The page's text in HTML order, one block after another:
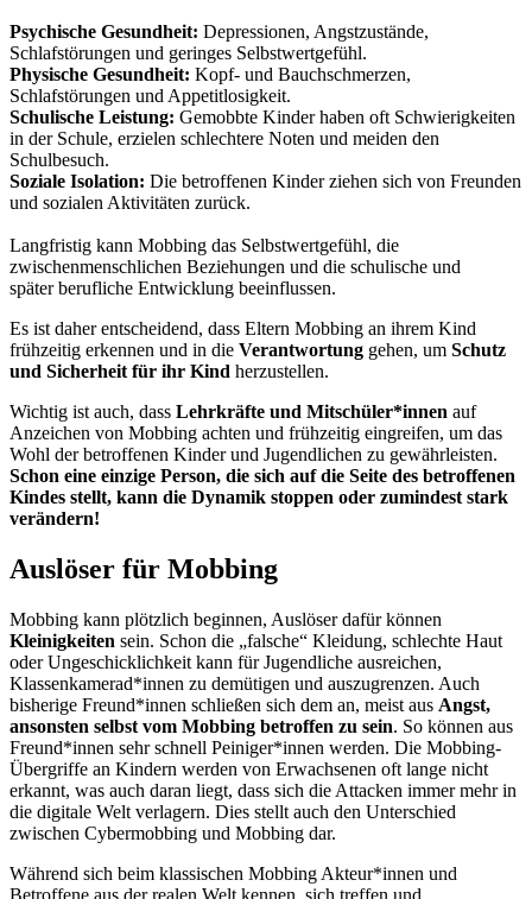
Psychische Gesundheit: Depressionen, Angstzustände,
Schlafstörungen und geringes Selbstwertgefühl.
Physische Gesundheit: Kopf- und Bauchschmerzen,
Schlafstörungen und Appetitlosigkeit.
Schulische Leistung: Gemobbte Kinder haben oft Schwierigkeiten
in der Schule, erzielen schlechtere Noten und meiden den
Schulbesuch.
Soziale Isolation: Die betroffenen Kinder ziehen sich von Freunden
und sozialen Aktivitäten zurück.
Langfristig kann Mobbing das Selbstwertgefühl, die
zwischenmenschlichen Beziehungen und die schulische und
später berufliche Entwicklung beeinflussen.
Es ist daher entscheidend, dass Eltern Mobbing an ihrem Kind
frühzeitig erkennen und in die Verantwortung gehen, um Schutz
und Sicherheit für ihr Kind herzustellen.
Wichtig ist auch, dass Lehrkräfte und Mitschüler*innen auf
Anzeichen von Mobbing achten und frühzeitig eingreifen, um das
Wohl der betroffenen Kinder und Jugendlichen zu gewährleisten.
Schon eine einzige Person, die sich auf die Seite des betroffenen
Kindes stellt, kann die Dynamik stoppen oder zumindest stark
verändern!
Auslöser für Mobbing
Mobbing kann plötzlich beginnen, Auslöser dafür können
Kleinigkeiten sein. Schon die „falsche“ Kleidung, schlechte Haut
oder Ungeschicklichkeit kann für Jugendliche ausreichen,
Klassenkamerad*innen zu demütigen und auszugrenzen. Auch
bisherige Freund*innen schließen sich dem an, meist aus Angst,
ansonsten selbst vom Mobbing betroffen zu sein. So können aus
Freund*innen sehr schnell Peiniger*innen werden. Die Mobbing-
Übergriffe an Kindern werden von Erwachsenen oft lange nicht
erkannt, was auch daran liegt, dass sich die Attacken immer mehr in
die digitale Welt verlagern. Dies stellt auch den Unterschied
zwischen Cybermobbing und Mobbing dar.
Während sich beim klassischen Mobbing Akteur*innen und
Betroffene aus der realen Welt kennen, sich treffen und